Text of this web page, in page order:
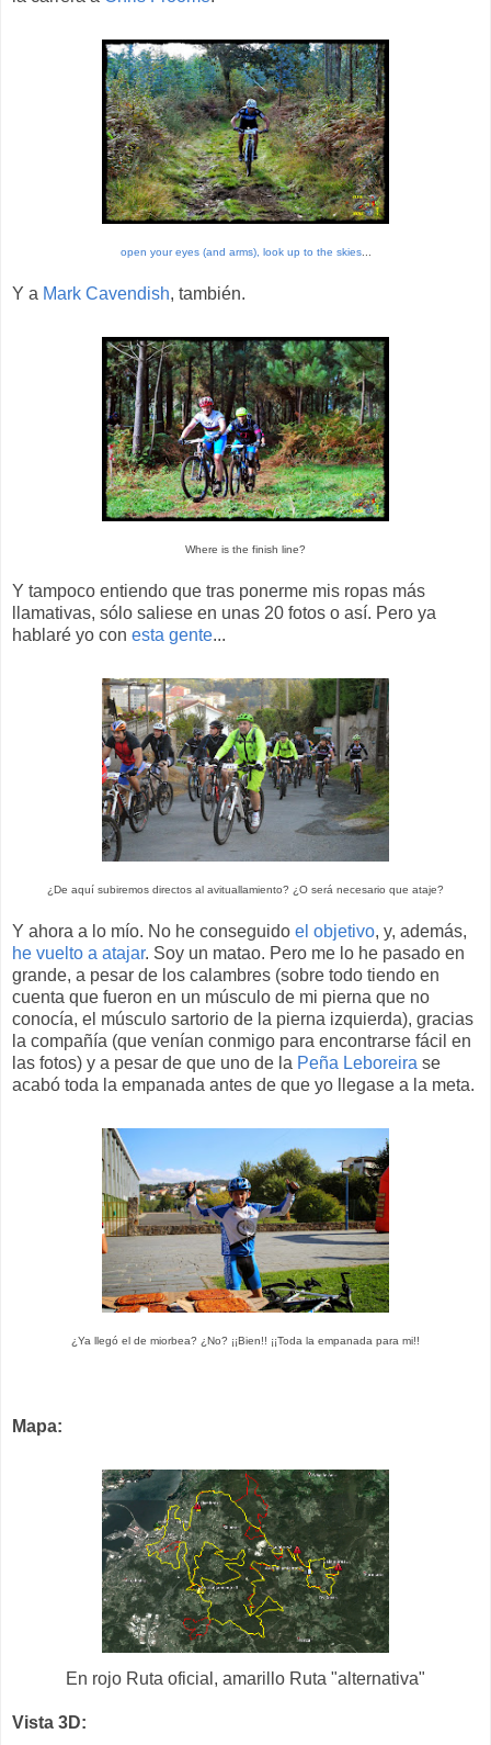
open your eyes (and arms), look up to the skies...
Y a Mark Cavendish, también.
Where is the finish line?
Y tampoco entiendo que tras ponerme mis ropas más
llamativas, sólo saliese en unas 20 fotos o así. Pero ya
hablaré yo con esta gente...
¿De aquí subiremos directos al avituallamiento? ¿O será necesario que ataje?
Y ahora a lo mío. No he conseguido el objetivo, y, además,
he vuelto a atajar. Soy un matao. Pero me lo he pasado en
grande, a pesar de los calambres (sobre todo tiendo en
cuenta que fueron en un músculo de mi pierna que no
conocía, el músculo sartorio de la pierna izquierda), gracias
la compañía (que venían conmigo para encontrarse fácil en
las fotos) y a pesar de que uno de la Peña Leboreira se
acabó toda la empanada antes de que yo llegase a la meta.
¿Ya llegó el de miorbea? ¿No? ¡¡Bien!! ¡¡Toda la empanada para mi!!
Mapa:
En rojo Ruta oficial, amarillo Ruta "alternativa"
Vista 3D: